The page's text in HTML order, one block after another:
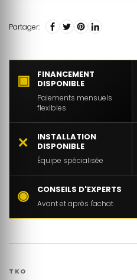
Partager:
▣
FINANCEMENT
DISPONIBLE
Paiements mensuels
flexibles
✕
INSTALLATION
DISPONIBLE
Équipe spécialisée
◉ CONSEILS D'EXPERTS
Avant et après l'achat
TKO